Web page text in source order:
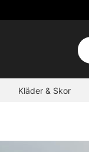
Kläder & Skor